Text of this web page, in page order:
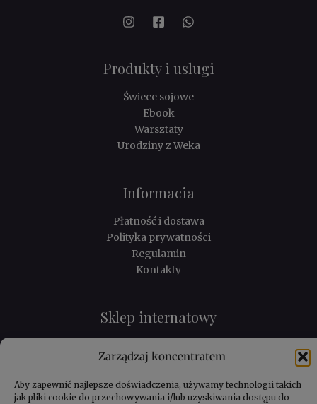
Zarządzaj koncentratem
Aby zapewnić najlepsze doświadczenia, używamy technologii takich
jak pliki cookie do przechowywania i/lub uzyskiwania dostępu do
Produkty i uslugi
Świece sojowe
Ebook
Warsztaty
Urodziny z Weka
Informacia
Płatność i dostawa
Polityka prywatności
Regulamin
Kontakty
Sklep internatowy
Koszyk
Moje konto